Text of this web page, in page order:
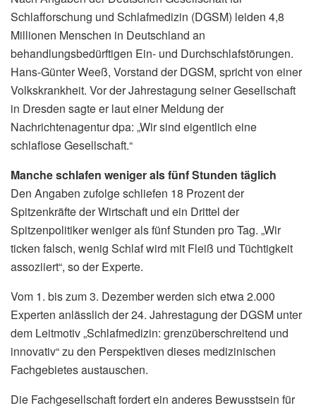
Schlafforschung und Schlafmedizin (DGSM) leiden 4,8
Millionen Menschen in Deutschland an
behandlungsbedürftigen Ein- und Durchschlafstörungen.
Hans-Günter Weeß, Vorstand der DGSM, spricht von einer
Volkskrankheit. Vor der Jahrestagung seiner Gesellschaft
in Dresden sagte er laut einer Meldung der
Nachrichtenagentur dpa: „Wir sind eigentlich eine
schlaflose Gesellschaft.“
Manche schlafen weniger als fünf Stunden täglich
Den Angaben zufolge schliefen 18 Prozent der
Spitzenkräfte der Wirtschaft und ein Drittel der
Spitzenpolitiker weniger als fünf Stunden pro Tag. „Wir
ticken falsch, wenig Schlaf wird mit Fleiß und Tüchtigkeit
assoziiert“, so der Experte.
Vom 1. bis zum 3. Dezember werden sich etwa 2.000
Experten anlässlich der 24. Jahrestagung der DGSM unter
dem Leitmotiv „Schlafmedizin: grenzüberschreitend und
innovativ“ zu den Perspektiven dieses medizinischen
Fachgebietes austauschen.
Die Fachgesellschaft fordert ein anderes Bewusstsein für